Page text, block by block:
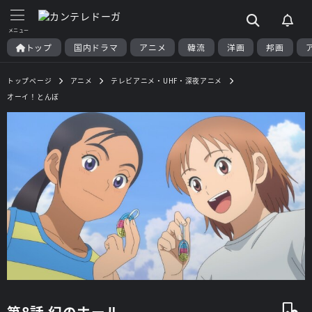
トップ 国内ドラマ アニメ 韓流 洋画 邦画
トップページ アニメ
テレビアニメ・UHF・深夜アニメ
オーイ！とんぼ